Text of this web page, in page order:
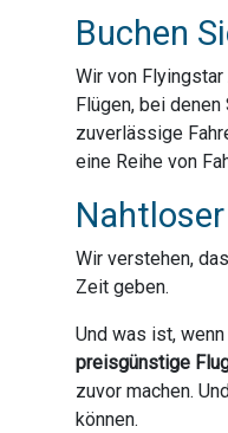
Buchen
Wir von
Flügen, bei
zuverlässige
eine Reihe von
Wir verstehen,
Zeit geben.
Und was ist,
preisgünstige
zuvor machen.
können.